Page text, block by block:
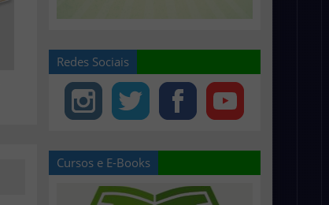
Redes Sociais
Cursos e E-Books